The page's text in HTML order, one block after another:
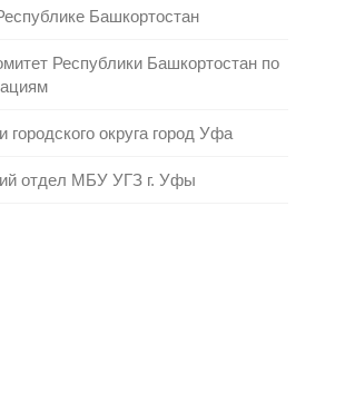
Башкортостан
Республики Башкортостан по
округа город Уфа
отдел МБУ УГЗ г. Уфы